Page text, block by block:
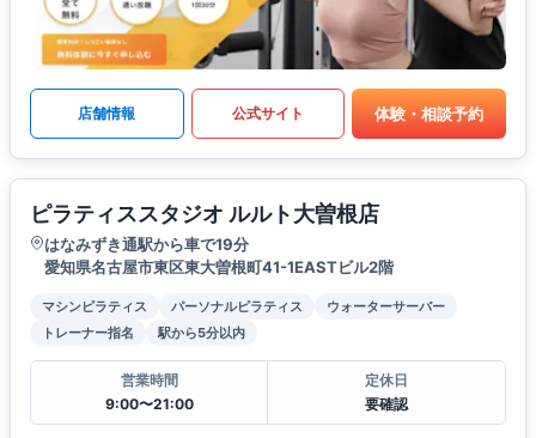
店舗情報 公式サイト 体験・相談予約
ピラティススタジオ ルルト大曽根店
はなみずき通駅から車で19分
愛知県名古屋市東区東大曽根町41-1EASTビル2階
マシンピラティス パーソナルピラティス
ウォーターサーバー
トレーナー指名
駅から5分以内
営業時間
9:00〜21:00
定休日
要確認